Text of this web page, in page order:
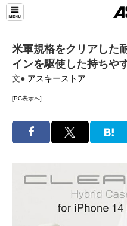
米軍規格をクリアし
インを駆使した持ちや
文● アスキーストア
[PC表示へ]